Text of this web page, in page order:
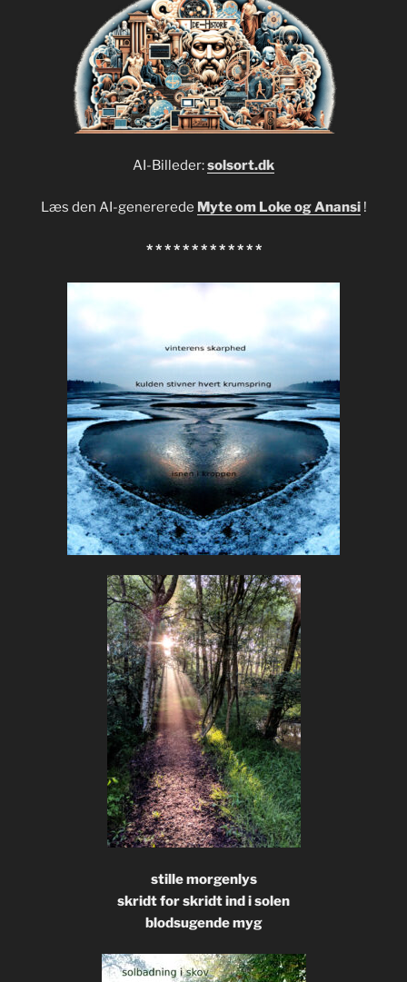
AI-Billeder:solsort.dk
Læs den AI-genererede Myte om Loke og Anansi!
* * * * * * * * * * * * *
stille morgenlys
skridt for skridt ind i solen
blodsugende myg